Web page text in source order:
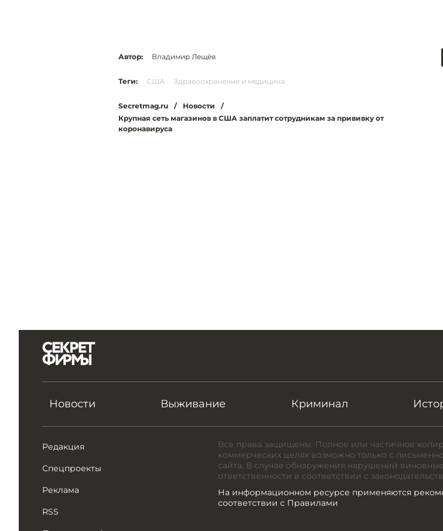
Автор: Владимир Лещёв
Теги: США Здравоохранение и медицина
Secretmag.ru / Новости
/
Крупная сеть магазинов в США заплатит сотрудникам за прививку от
коронавируса
Новости Выживание Криминал
Редакция
Спецпроекты
Реклама
RSS
Все права защищены. Полное или частичное
коммерческих целях возможно только с
сайта. В случае обнаружения нарушений
ответственности в соответствии с
На информационном ресурсе применяются
соответствии с Правилами